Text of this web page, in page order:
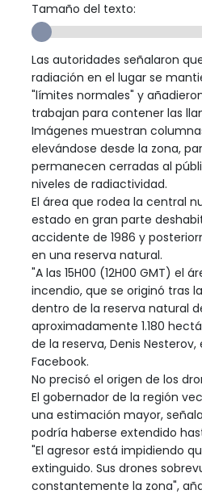
Tamaño del texto:
Las autoridades señalaron
radiación en el lugar se
"límites normales" y
trabajan para contener las
Imágenes muestran
elevándose desde la zona,
permanecen cerradas al
niveles de radiactividad.
El área que rodea la central
estado en gran parte
accidente de 1986 y
en una reserva natural.
"A las 15H00 (12H00 GMT) el
incendio, que se originó tras
dentro de la reserva natural
aproximadamente 1.180
de la reserva, Denis
Facebook.
No precisó el origen de los
El gobernador de la región
una estimación mayor,
podría haberse extendido
"El agresor está impidiendo
extinguido. Sus drones
constantemente la zona",